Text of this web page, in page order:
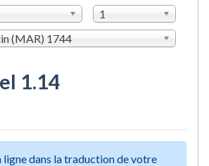
1
(MAR) 1744
1.14
ligne dans la traduction de votre